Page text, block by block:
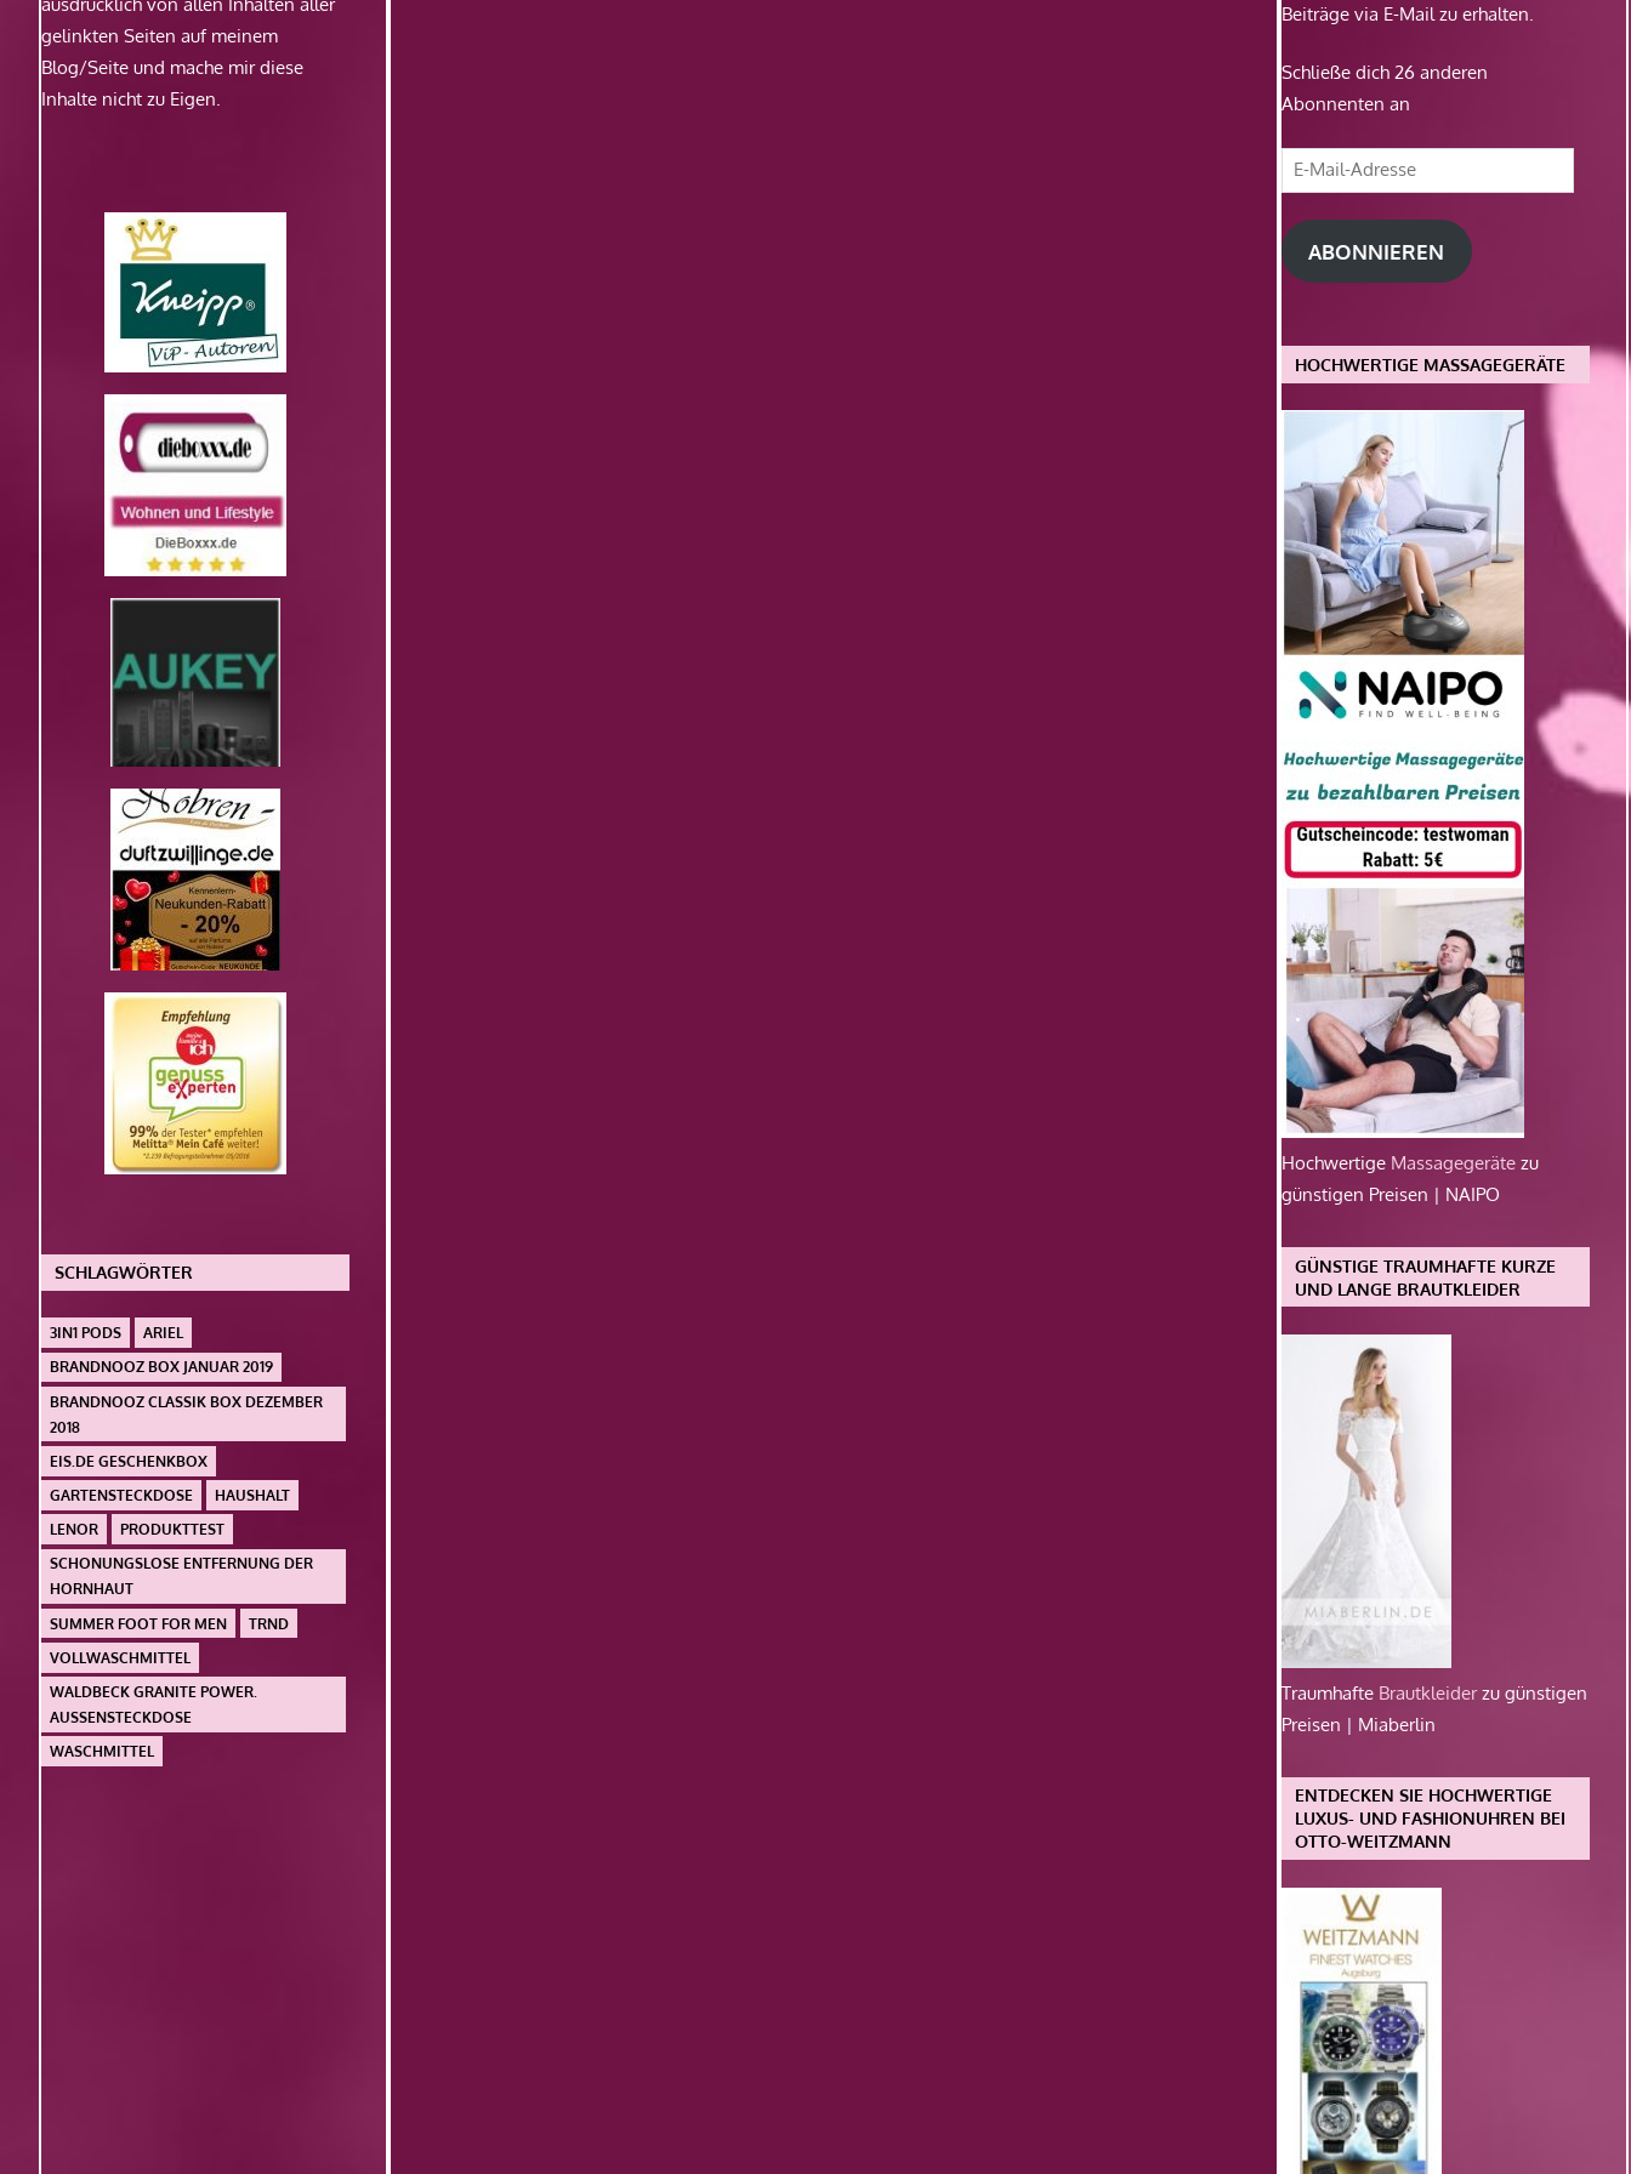
gelinkten Seiten auf meinem
Blog/Seite und mache mir diese
Inhalte nicht zu Eigen.
SCHLAGWÖRTER
3IN1 PODS
ARIEL
BRANDNOOZ BOX JANUAR 2019
BRANDNOOZ CLASSIK BOX DEZEMBER
2018
EIS.DE GESCHENKBOX
GARTENSTECKDOSE
HAUSHALT
LENOR
PRODUKTTEST
SCHONUNGSLOSE ENTFERNUNG DER
HORNHAUT
SUMMER FOOT FOR MEN
TRND
VOLLWASCHMITTEL
WALDBECK GRANITE POWER.
AUSSENSTECKDOSE
WASCHMITTEL
Beiträge via E-Mail zu erhalten.
Schließe dich 26 anderen
Abonnenten an
E-
Mail-
Adresse
ABONNIEREN
HOCHWERTIGE MASSAGEGERÄTE
Hochwertige Massagegeräte zu
günstigen Preisen | NAIPO
GÜNSTIGE TRAUMHAFTE KURZE
UND LANGE BRAUTKLEIDER
Traumhafte Brautkleiderzu günstigen
Preisen | Miaberlin
ENTDECKEN SIE HOCHWERTIGE
LUXUS- UND FASHIONUHREN BEI
OTTO-WEITZMANN